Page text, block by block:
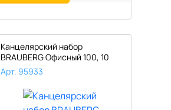
Канцелярский набор
BRAUBERG Офисный 100, 10
предметов, ..
Арт. 95933